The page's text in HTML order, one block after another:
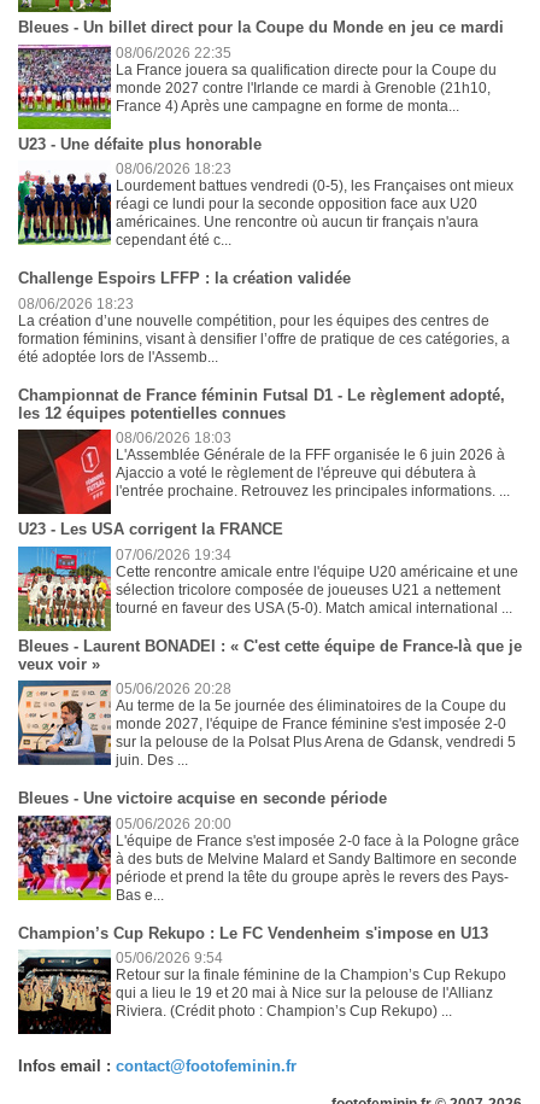
Bleues - Un billet direct pour la Coupe du Monde en jeu ce mardi
08/06/2026 22:35
La France jouera sa qualification directe pour la Coupe du
monde 2027 contre l'Irlande ce mardi à Grenoble (21h10,
France 4) Après une campagne en forme de monta...
U23 - Une défaite plus honorable
08/06/2026 18:23
Lourdement battues vendredi (0-5), les Françaises ont mieux
réagi ce lundi pour la seconde opposition face aux U20
américaines. Une rencontre où aucun tir français n'aura
cependant été c...
Challenge Espoirs LFFP : la création validée
08/06/2026 18:23
La création d’une nouvelle compétition, pour les équipes des centres de
formation féminins, visant à densifier l’offre de pratique de ces catégories, a
été adoptée lors de l'Assemb...
Championnat de France féminin Futsal D1 - Le règlement adopté,
les 12 équipes potentielles connues
08/06/2026 18:03
L'Assemblée Générale de la FFF organisée le 6 juin 2026 à
Ajaccio a voté le règlement de l'épreuve qui débutera à
l'entrée prochaine. Retrouvez les principales informations. ...
U23 - Les USA corrigent la FRANCE
07/06/2026 19:34
Cette rencontre amicale entre l'équipe U20 américaine et une
sélection tricolore composée de joueuses U21 a nettement
tourné en faveur des USA (5-0). Match amical international ...
Bleues - Laurent BONADEI : « C'est cette équipe de France-là que je
veux voir »
05/06/2026 20:28
Au terme de la 5e journée des éliminatoires de la Coupe du
monde 2027, l'équipe de France féminine s'est imposée 2-0
sur la pelouse de la Polsat Plus Arena de Gdansk, vendredi 5
juin. Des ...
Bleues - Une victoire acquise en seconde période
05/06/2026 20:00
L'équipe de France s'est imposée 2-0 face à la Pologne grâce
à des buts de Melvine Malard et Sandy Baltimore en seconde
période et prend la tête du groupe après le revers des Pays-
Bas e...
Champion’s Cup Rekupo : Le FC Vendenheim s'impose en U13
05/06/2026 9:54
Retour sur la finale féminine de la Champion’s Cup Rekupo
qui a lieu le 19 et 20 mai à Nice sur la pelouse de l'Allianz
Riviera. (Crédit photo : Champion’s Cup Rekupo) ...
Infos email : contact@footofeminin.fr